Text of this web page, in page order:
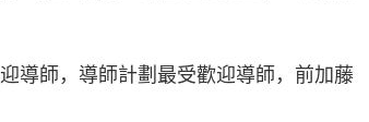
導師，導師計劃最受歡迎導師，前加藤